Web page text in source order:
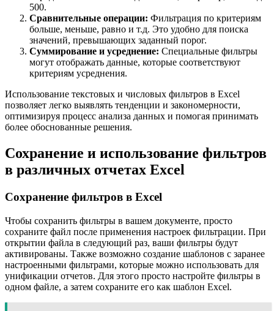
500.
Сравнительные операции: Фильтрация по критериям
больше, меньше, равно и т.д. Это удобно для поиска
значений, превышающих заданный порог.
Суммирование и усреднение: Специальные фильтры
могут отображать данные, которые соответствуют
критериям усреднения.
Использование текстовых и числовых фильтров в Excel
позволяет легко выявлять тенденции и закономерности,
оптимизируя процесс анализа данных и помогая принимать
более обоснованные решения.
Сохранение и использование фильтров
в различных отчетах Excel
Сохранение фильтров в Excel
Чтобы сохранить фильтры в вашем документе, просто
сохраните файл после применения настроек фильтрации. При
открытии файла в следующий раз, ваши фильтры будут
активированы. Также возможно создание шаблонов с заранее
настроенными фильтрами, которые можно использовать для
унификации отчетов. Для этого просто настройте фильтры в
одном файле, а затем сохраните его как шаблон Excel.